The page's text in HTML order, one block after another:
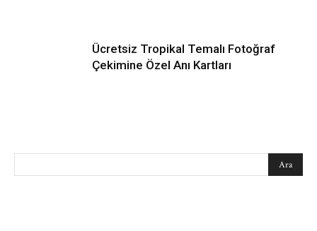
Ücretsiz Tropikal Temalı Fotoğraf
Çekimine Özel Anı Kartları